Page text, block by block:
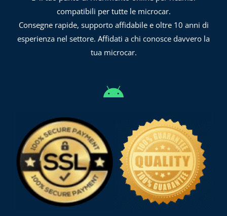
compatibili per tutte le microcar.
Consegne rapide, supporto affidabile e oltre 10 anni di
esperienza nel settore. Affidati a chi conosce davvero la
tua microcar.